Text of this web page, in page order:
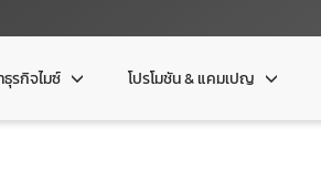
ธุรกิจไมซ์ โปรโมชัน & แคมเปญ